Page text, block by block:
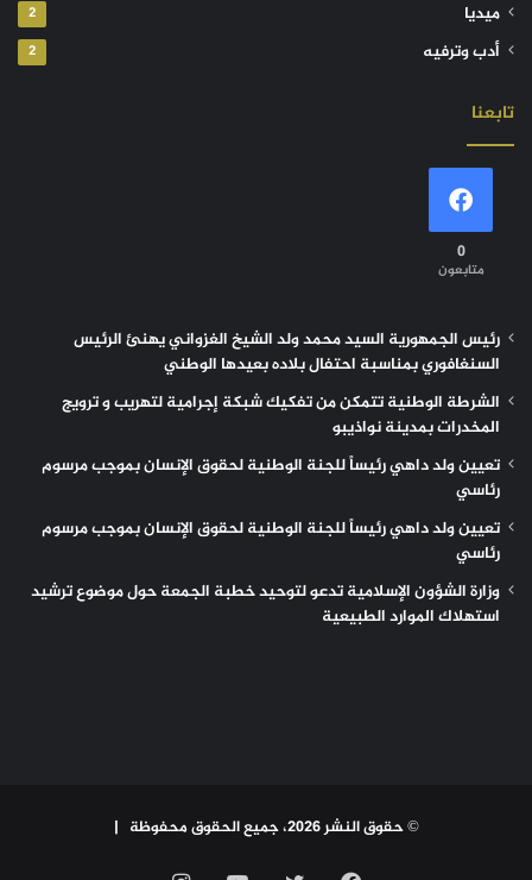
ميديا 2
أدب وترفيه 2
تابعنا
0
متابعون
رئيس الجمهورية السيد محمد ولد الشيخ الغزواني يهنئ الرئيس
السنغافوري بمناسبة احتفال بلاده بعيدها الوطني
الشرطة الوطنية تتمكن من تفكيك شبكة إجرامية لتهريب و ترويج
المخدرات بمدينة نواذيبو
تعيين ولد داهي رئيساً للجنة الوطنية لحقوق الإنسان بموجب مرسوم
رئاسي
تعيين ولد داهي رئيساً للجنة الوطنية لحقوق الإنسان بموجب مرسوم
رئاسي
وزارة الشؤون الإسلامية تدعو لتوحيد خطبة الجمعة حول موضوع ترشيد
استهلاك الموارد الطبيعية
© حقوق النشر 2026، جميع الحقوق محفوظة |